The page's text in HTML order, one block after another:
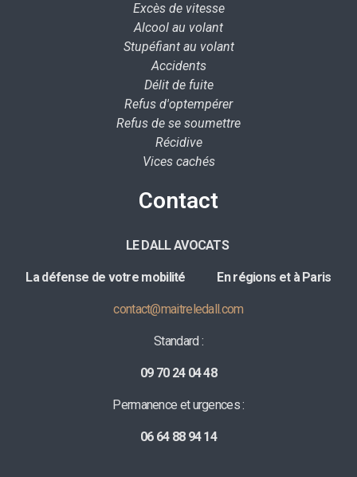
Excès de vitesse
Alcool au volant
Stupéfiant au volant
Accidents
Délit de fuite
Refus d'optempérer
Refus de se soumettre
Récidive
Vices cachés
Contact
LE DALL AVOCATS
La défense de votre mobilité En régions et à Paris
contact@maitreledall.com
Standard :
09 70 24 04 48
Permanence et urgences :
06 64 88 94 14